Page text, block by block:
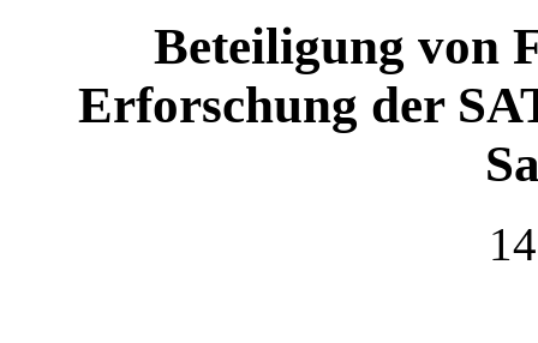
Beteiligung von
Erforschung der